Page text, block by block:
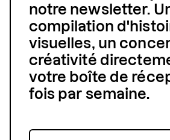
notre newsletter.
compilation
visuelles, un
créativité
votre boîte de
fois par semaine.